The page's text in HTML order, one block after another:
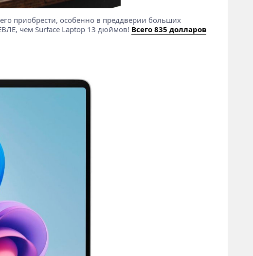
приобрести, особенно в преддверии больших
чем Surface Laptop 13 дюймов! Всего 835 долларов